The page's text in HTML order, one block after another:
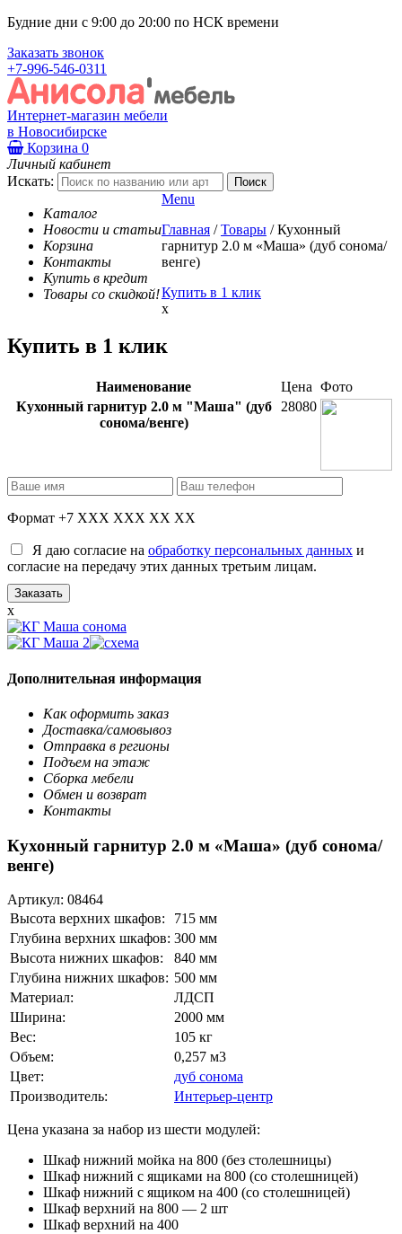
Будние дни с 9:00 до 20:00 по НСК времени
Заказать звонок
+7-996-546-0311
Интернет-магазин мебели
в Новосибирске
Корзина 0
Личный кабинет
Искать:
Каталог
Новости и статьи
Корзина
Контакты
Купить в кредит
Товары со скидкой!
Menu
Главная / Товары / Кухонный
гарнитур 2.0 м «Маша» (дуб сонома/
венге)
Купить в 1 клик
x
Купить в 1 клик
Наименование Цена Фото
Кухонный гарнитур 2.0 м "Маша" (дуб
сонома/венге)
28080
Формат +7 XXX XXX XX XX
Я даю согласие на обработку персональных данных и
согласие на передачу этих данных третьим лицам.
x
Дополнительная информация
Как оформить заказ
Доставка/самовывоз
Отправка в регионы
Подъем на этаж
Сборка мебели
Обмен и возврат
Контакты
Кухонный гарнитур 2.0 м «Маша» (дуб сонома/
венге)
Артикул: 08464
Высота верхних шкафов:
715 мм
Глубина верхних шкафов: 300 мм
Высота нижних шкафов:
840 мм
Глубина нижних шкафов: 500 мм
Материал:
ЛДСП
Ширина:
2000 мм
Вес:
105 кг
Объем:
0,257 м3
Цвет:
дуб сонома
Производитель:
Интерьер-центр
Цена указана за набор из шести модулей:
Шкаф нижний мойка на 800 (без столешницы)
Шкаф нижний с ящиками на 800 (со столешницей)
Шкаф нижний с ящиком на 400 (со столешницей)
Шкаф верхний на 800 — 2 шт
Шкаф верхний на 400